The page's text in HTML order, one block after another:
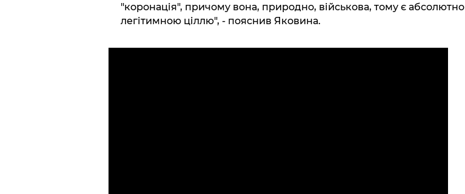
"коронація", причому вона, природно, військова, тому є абсолютно
легітимною ціллю", - пояснив Яковина.